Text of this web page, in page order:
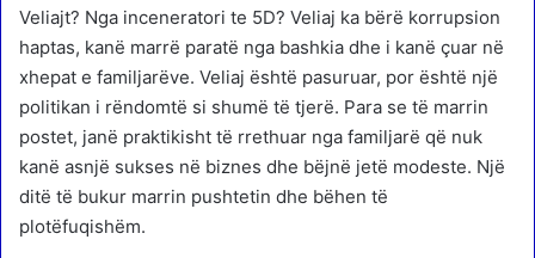
Veliajt? Nga inceneratori te 5D? Veliaj ka bërë korrupsion
haptas, kanë marrë paratë nga bashkia dhe i kanë çuar në
xhepat e familjarëve. Veliaj është pasuruar, por është një
politikan i rëndomtë si shumë të tjerë. Para se të marrin
postet, janë praktikisht të rrethuar nga familjarë që nuk
kanë asnjë sukses në biznes dhe bëjnë jetë modeste. Një
ditë të bukur marrin pushtetin dhe bëhen të
plotëfuqishëm.